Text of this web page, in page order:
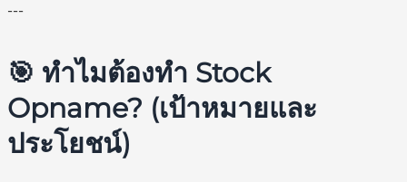
---
🎯 ทำไมต้องทำ Stock
Opname? (เป้าหมายและ
ประโยชน์)